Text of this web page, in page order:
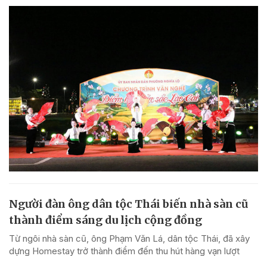
Người đàn ông dân tộc Thái biến nhà sàn cũ
thành điểm sáng du lịch cộng đồng
Từ ngôi nhà sàn cũ, ông Phạm Văn Lá, dân tộc Thái, đã xây
dựng Homestay trở thành điểm đến thu hút hàng vạn lượt